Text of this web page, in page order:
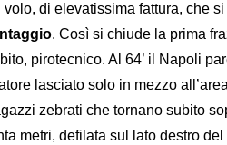
volo, di elevatissima fattura, che
. Così si chiude la prima
pirotecnico. Al 64’ il Napoli
lasciato solo in mezzo
zebrati che tornano subito
metri, defilata sul lato destro del